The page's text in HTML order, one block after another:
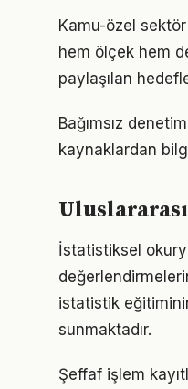
Kamu-özel sektör
hem ölçek hem
paylaşılan
Bağımsız
kaynaklardan
İstatistiksel
istatistik
sunmaktadır.
Şeffaf işlem